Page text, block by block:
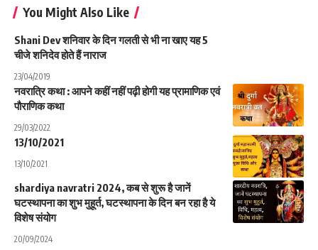
You Might Also Like
Shani Dev शनिवार के दिन गलती से भी ना खाए यह 5
चीजे शनिदेव होते हैं नाराज
23/04/2019
नवरात्रि कथा : आपने कहीं नहीं पढ़ी होगी यह प्रामाणिक एवं
पौराणिक कथा
29/03/2022
13/10/2021
13/10/2021
shardiya navratri 2024, कब से शुरू है जानें
घटस्थापना का शुभ मुहूर्त, घटस्थापना के दिन बन रहा है ये
विशेष संयोग
20/09/2024